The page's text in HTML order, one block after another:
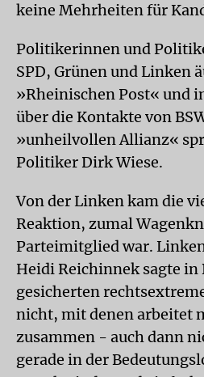
keine Mehrheiten für
Politikerinnen und
SPD, Grünen und Linken
»Rheinischen Post« und
über die Kontakte von
»unheilvollen Allianz«
Politiker Dirk Wiese.
Von der Linken kam die
Reaktion, zumal
Parteimitglied war.
Heidi Reichinnek sagte
gesicherten
nicht, mit denen arbeitet
zusammen - auch dann
gerade in der